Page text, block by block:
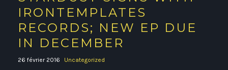
IRONTEMPLATES
RECORDS; NEW EP DUE
IN DECEMBER
26 février 2016 Uncategorized